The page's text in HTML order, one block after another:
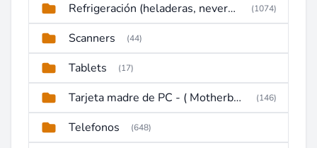
Refrigeración (heladeras, neveras, congeladores) (1074)
Scanners (44)
Tablets (17)
Tarjeta madre de PC - ( Motherboard ) (146)
Telefonos (648)